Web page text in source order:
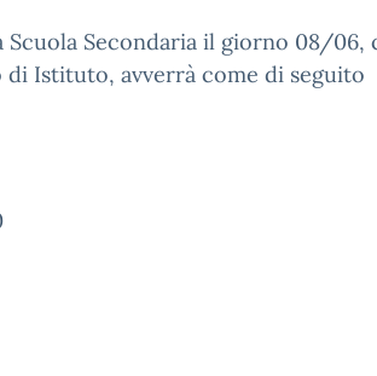
Scuola Secondaria il giorno 08/06,
di Istituto, avverrà come di seguito